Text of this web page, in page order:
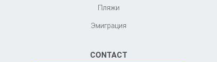
Пляжи
Эмиграция
CONTACT